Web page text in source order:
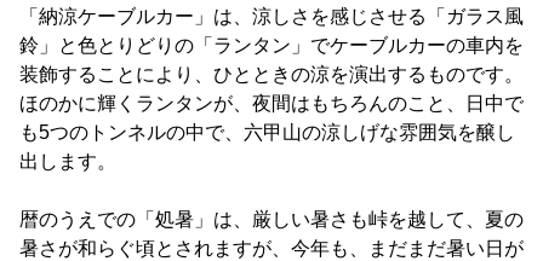
「納涼ケーブルカー」は、涼しさを感じさせる「ガラス風
鈴」と色とりどりの「ランタン」でケーブルカーの車内を
装飾することにより、ひとときの涼を演出するものです。
ほのかに輝くランタンが、夜間はもちろんのこと、日中で
も5つのトンネルの中で、六甲山の涼しげな雰囲気を醸し
出します。
暦のうえでの「処暑」は、厳しい暑さも峠を越して、夏の
暑さが和らぐ頃とされますが、今年も、まだまだ暑い日が